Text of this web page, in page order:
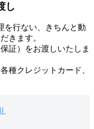
し
を行ない、きちんと動
きます。
証）をお渡しいたしま
種クレジットカード、